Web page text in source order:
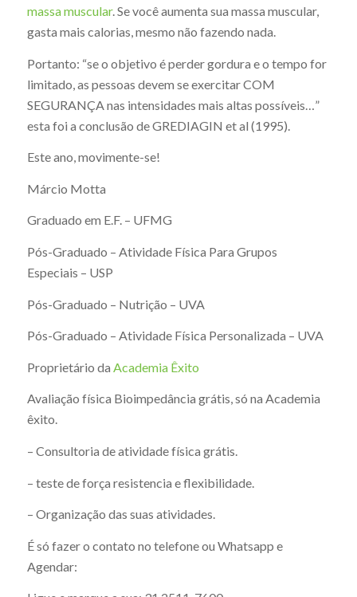
massa muscular. Se você aumenta sua massa muscular,
gasta mais calorias, mesmo não fazendo nada.
Portanto: “se o objetivo é perder gordura e o tempo for
limitado, as pessoas devem se exercitar COM
SEGURANÇA nas intensidades mais altas possíveis…”
esta foi a conclusão de GREDIAGIN et al (1995).
Este ano, movimente-se!
Márcio Motta
Graduado em E.F. – UFMG
Pós-Graduado – Atividade Física Para Grupos
Especiais – USP
Pós-Graduado – Nutrição – UVA
Pós-Graduado – Atividade Física Personalizada – UVA
Proprietário da Academia Êxito
Avaliação física Bioimpedância grátis, só na Academia
êxito.
– Consultoria de atividade física grátis.
– teste de força resistencia e flexibilidade.
– Organização das suas atividades.
É só fazer o contato no telefone ou Whatsapp e
Agendar: